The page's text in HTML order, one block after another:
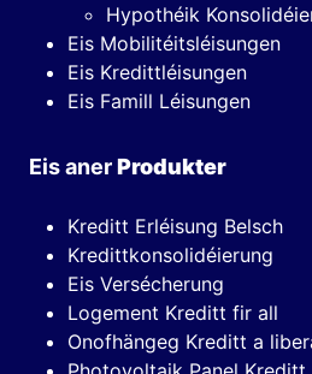
Hypothéik
Eis Mobilitéitsléisungen
Eis Kredittléisungen
Eis Famill Léisungen
Eis anerProdukter
Kreditt Erléisung Belsch
Kredittkonsolidéierung
Eis Versécherung
Logement Kreditt fir all
Onofhängeg Kreditt a